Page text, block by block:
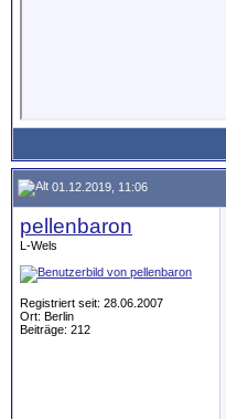
01.12.2019, 11:06
pellenbaron
L-Wels
Registriert seit: 28.06.2007
Ort: Berlin
Beiträge: 212